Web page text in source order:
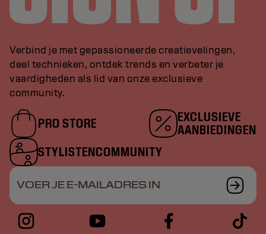
Verbind je met gepassioneerde creatievelingen,
deel technieken, ontdek trends en verbeter je
vaardigheden als lid van onze exclusieve
community.
PRO STORE
EXCLUSIEVE
AANBIEDINGEN
STYLISTENCOMMUNITY
VOER JE E-MAILADRES IN